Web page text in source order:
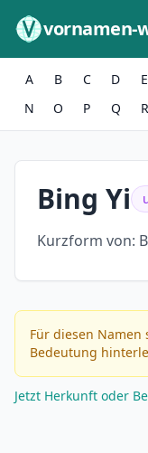
vornamen-
A B C D E
N
O P Q R
Bing Yi
Kurzform von:
Für diesen
Bedeutung
Jetzt Herkunft oder